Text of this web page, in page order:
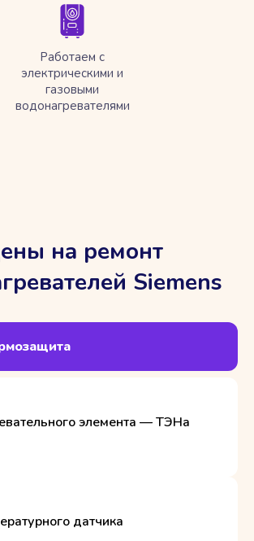
Работаем с
электрическими и
газовыми
водонагревателями
на ремонт
Siemens
элемента — ТЭНа
датчика